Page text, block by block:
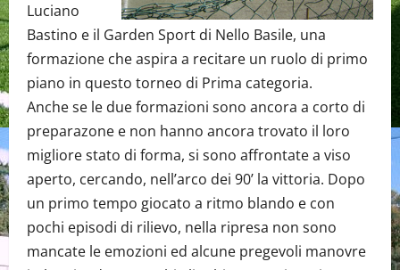
Luciano
Bastino e il Garden Sport di Nello Basile, una
formazione che aspira a recitare un ruolo di primo
piano in questo torneo di Prima categoria.
Anche se le due formazioni sono ancora a corto di
preparazone e non hanno ancora trovato il loro
migliore stato di forma, si sono affrontate a viso
aperto, cercando, nell’arco dei 90’ la vittoria. Dopo
un primo tempo giocato a ritmo blando e con
pochi episodi di rilievo, nella ripresa non sono
mancate le emozioni ed alcune pregevoli manovre